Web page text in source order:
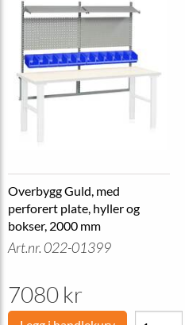
Overbygg Guld, med
perforert plate, hyller og
bokser, 2000 mm
Art.nr. 022-01399
7080 kr